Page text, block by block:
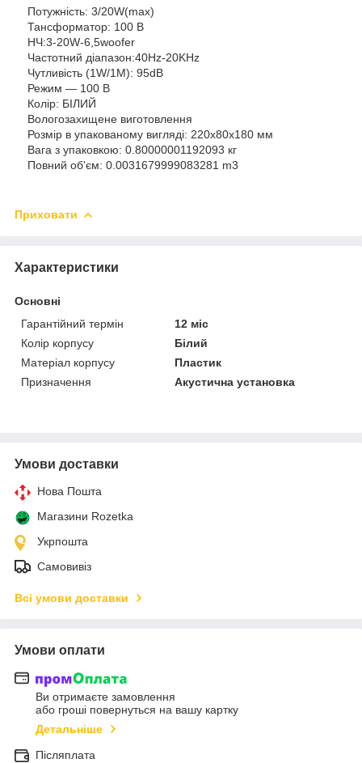
Потужність: 3/20W(max)
Тансформатор: 100 В
НЧ:3-20W-6,5woofer
Частотний діапазон:40Hz-20KHz
Чутливість (1W/1M): 95dB
Режим — 100 В
Колір: БІЛИЙ
Вологозахищене виготовлення
Розмір в упакованому вигляді: 220x80x180 мм
Вага з упаковкою: 0.80000001192093 кг
Повний об'єм: 0.0031679999083281 m3
Приховати
Характеристики
Основні
Гарантійний термін
12 міс
Колір корпусу
Білий
Матеріал корпусу
Пластик
Призначення
Акустична установка
Умови доставки
Нова Пошта
Магазини Rozetka
Укрпошта
Самовивіз
Всі умови доставки
Умови оплати
Ви отримаєте замовлення
або гроші повернуться на вашу картку
Детальніше
Післяплата